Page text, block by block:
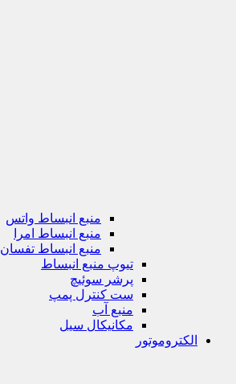
منبع انبساط واتس
منبع انبساط امرا
منبع انبساط تفسان
تیوپ منبع انبساط
پرشر سوئیچ
ست کنترل پمپ
منبع آب
مکانیکال سیل
الکتروموتور